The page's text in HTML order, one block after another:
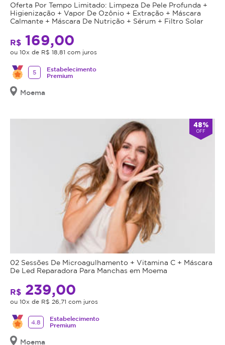
Oferta Por Tempo Limitado: Limpeza De Pele Profunda +
Higienização + Vapor De Ozônio + Extração + Máscara
Calmante + Máscara De Nutrição + Sérum + Filtro Solar
R$ 169,00
ou 10x de R$ 18,81 com juros
5
Estabelecimento
Premium
Moema
48%
OFF
02 Sessões De Microagulhamento + Vitamina C + Máscara
De Led Reparadora Para Manchas em Moema
R$ 239,00
ou 10x de R$ 26,71 com juros
4.8
Estabelecimento
Premium
Moema